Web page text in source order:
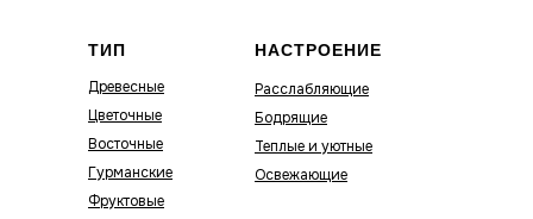
ТИП
Древесные
Цветочные
Восточные
Гурманские
Фруктовые
НАСТРОЕНИЕ
Расслабляющие
Бодрящие
Теплые и уютные
Освежающие